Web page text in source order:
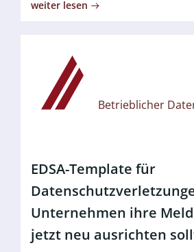
weiter lesen
Betrieblicher
EDSA-Template für
Unternehmen ihre
jetzt neu ausrichten